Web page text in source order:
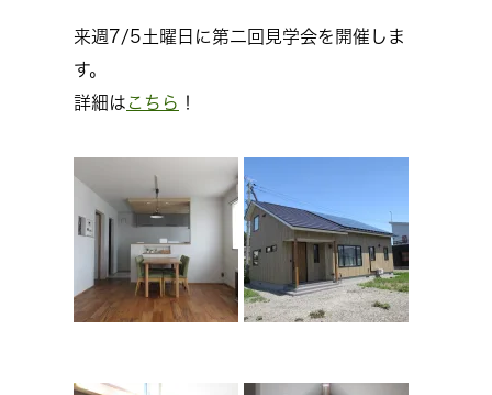
来週7/5土曜日に第二回見学会を開催しま
す。
詳細は こちら ！